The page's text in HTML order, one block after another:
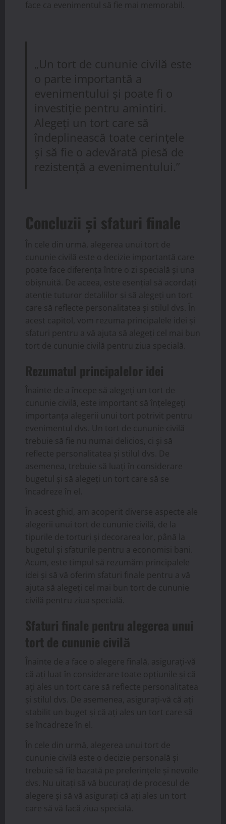
face ca evenimentul să fie mai memorabil.
„Un tort de cununie civilă este
o parte importantă a
evenimentului și poate fi o
investiție pentru amintiri.
Alegeți un tort care să
îndeplinească toate cerințele
și să fie o adevărată piesă de
rezistență a evenimentului.”
Concluzii și sfaturi finale
În cele din urmă, alegerea unui tort de
cununie civilă este o decizie importantă care
poate face diferența între o zi specială și una
obișnuită. De aceea, este esențial să acordați
atenție tuturor detaliilor și să alegeți un tort
care să reflecte personalitatea și stilul dvs. În
acest capitol, vom rezuma principalele idei și
sfaturi pentru a vă ajuta să alegeți cel mai bun
tort de cununie civilă pentru ziua specială.
Rezumatul principalelor idei
Înainte de a începe să alegeți un tort de
cununie civilă, este important să înțelegeți
importanța alegerii unui tort potrivit pentru
evenimentul dvs. Un tort de cununie civilă
trebuie să fie nu numai delicios, ci și să
reflecte personalitatea și stilul dvs. De
asemenea, trebuie să luați în considerare
bugetul și să alegeți un tort care să se
încadreze în el.
În acest ghid, am acoperit diverse aspecte ale
alegerii unui tort de cununie civilă, de la
tipurile de torturi și decorarea lor, până la
bugetul și sfaturile pentru a economisi bani.
Acum, este timpul să rezumăm principalele
idei și să vă oferim sfaturi finale pentru a vă
ajuta să alegeți cel mai bun tort de cununie
civilă pentru ziua specială.
Sfaturi finale pentru alegerea unui
tort de cununie civilă
Înainte de a face o alegere finală, asigurați-vă
că ați luat în considerare toate opțiunile și că
ați ales un tort care să reflecte personalitatea
și stilul dvs. De asemenea, asigurați-vă că ați
stabilit un buget și că ați ales un tort care să
se încadreze în el.
În cele din urmă, alegerea unui tort de
cununie civilă este o decizie personală și
trebuie să fie bazată pe preferințele și nevoile
dvs. Nu uitați să vă bucurați de procesul de
alegere și să vă asigurați că ați ales un tort
care să vă facă ziua specială.